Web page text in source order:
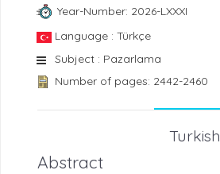
Year-Number: 2026-LXXXI
Language : Türkçe
Subject : Pazarlama
Number of pages: 2442-2460
Turkish
Abstract